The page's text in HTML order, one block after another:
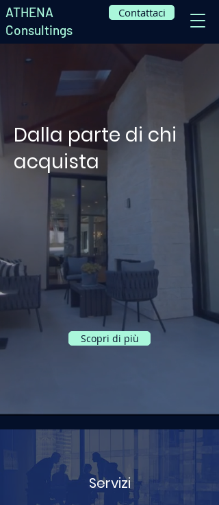
ATHENA
Consultings
Contattaci
Dalla parte di chi
acquista
Scopri di più
Servizi